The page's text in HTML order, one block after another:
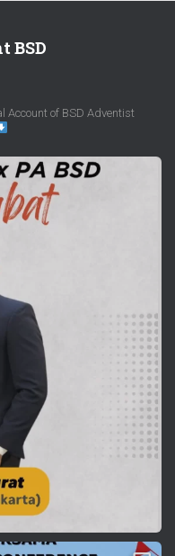
BSD
Account of BSD Adventist